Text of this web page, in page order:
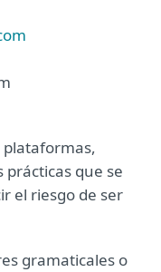
plataformas,
prácticas que se
el riesgo de ser
gramaticales o